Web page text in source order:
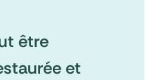
être
et